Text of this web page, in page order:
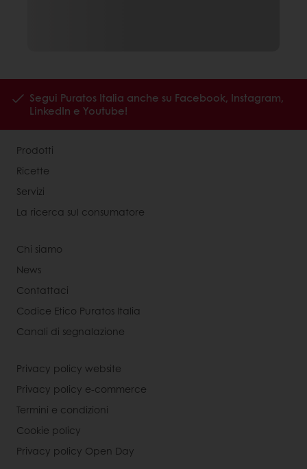
Segui Puratos Italia anche su Facebook, Instagram,
LinkedIn e Youtube!
Prodotti
Ricette
Servizi
La ricerca sul consumatore
Chi siamo
News
Contattaci
Codice Etico Puratos Italia
Canali di segnalazione
Privacy policy website
Privacy policy e-commerce
Termini e condizioni
Cookie policy
Privacy policy Open Day